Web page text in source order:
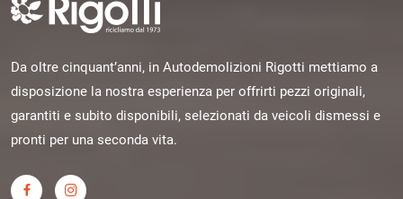
Da oltre cinquant’anni, in Autodemolizioni Rigotti mettiamo a
disposizione la nostra esperienza per offrirti pezzi originali,
garantiti e subito disponibili, selezionati da veicoli dismessi e
pronti per una seconda vita.